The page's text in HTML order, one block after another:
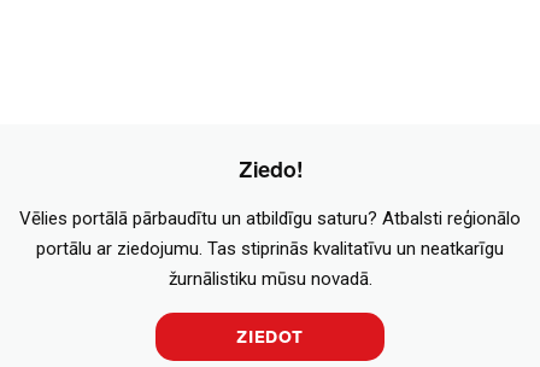
Ziedo!
Vēlies portālā pārbaudītu un atbildīgu saturu? Atbalsti reģionālo
portālu ar ziedojumu. Tas stiprinās kvalitatīvu un neatkarīgu
žurnālistiku mūsu novadā.
ZIEDOT